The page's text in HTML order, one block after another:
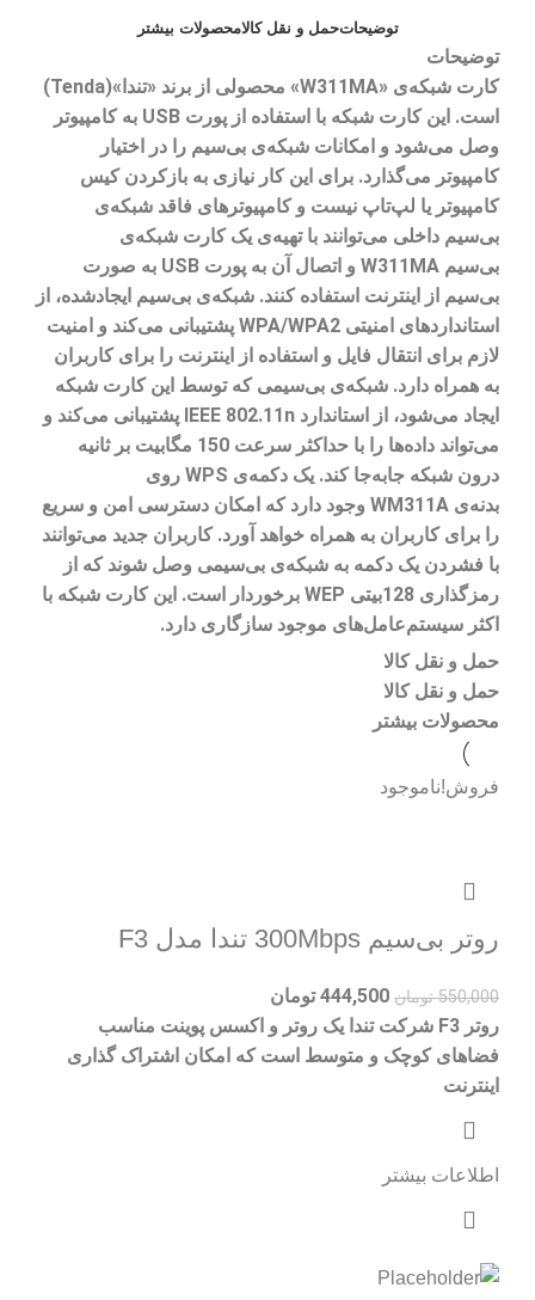
توضیحاتحمل و نقل کالامحصولات بیشتر
توضیحات
کارت شبکه‌ی «W311MA» محصولی از برند «تندا»(Tenda)
است. این کارت شبکه با استفاده از پورت USB به کامپیوتر
وصل می‌شود و امکانات شبکه‌ی بی‌سیم را در اختیار
کامپیوتر می‌گذارد. برای این کار نیازی به بازکردن کیس
کامپیوتر یا لپ‌تاپ نیست و کامپیوترهای فاقد شبکه‌ی
بی‌سیم داخلی می‌توانند با تهیه‌ی یک کارت شبکه‌ی
بی‌سیم W311MA و اتصال آن به پورت USB به صورت
بی‌سیم از اینترنت استفاده کنند. شبکه‌ی بی‌سیم ایجادشده، از
استانداردهای امنیتی WPA/WPA2 پشتیبانی می‌کند و امنیت
لازم برای انتقال فایل و استفاده از اینترنت را برای کاربران
به همراه دارد. شبکه‌ی بی‌سیمی که توسط این کارت شبکه
ایجاد می‌شود، از استاندارد IEEE 802.11n پشتیبانی می‌کند و
می‌تواند داده‌ها را با حداکثر سرعت 150 مگابیت بر ثانیه
درون شبکه جابه‌جا کند. یک دکمه‌ی WPS روی
بدنه‌ی WM311A وجود دارد که امکان دسترسی امن و سریع
را برای کاربران به همراه خواهد آورد. کاربران جدید می‌توانند
با فشردن یک دکمه به شبکه‌ی بی‌سیمی وصل شوند که از
رمزگذاری 128بیتی
WEP برخوردار است. این کارت شبکه با
اکثر سیستم‌عامل‌های موجود سازگاری دارد.
حمل و نقل کالا
حمل و نقل کالا
محصولات بیشتر
فروش!ناموجود
روتر بی‌سیم 300Mbps تندا مدل F3
550,000 تومان 444,500 تومان
روتر F3 شرکت تندا یک روتر و اکسس پوینت مناسب
فضاهای کوچک و متوسط است که امکان اشتراک گذاری
اینترنت
اطلاعات بیشتر